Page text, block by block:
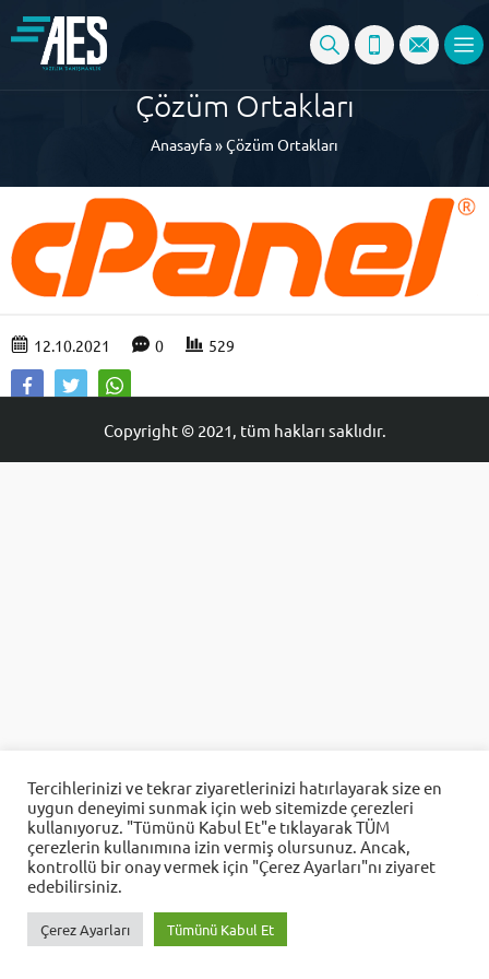
Çözüm Ortakları
Anasayfa»Çözüm Ortakları
12.10.2021 0 529
Copyright © 2021, tüm hakları saklıdır.
Cevap Yaz
Tercihlerinizi ve tekrar ziyaretlerinizi hatırlayarak size en
uygun deneyimi sunmak için web sitemizde çerezleri
kullanıyoruz. "Tümünü Kabul Et"e tıklayarak TÜM
çerezlerin kullanımına izin vermiş olursunuz. Ancak,
kontrollü bir onay vermek için "Çerez Ayarları"nı ziyaret
edebilirsiniz.
Çerez Ayarları Tümünü Kabul Et